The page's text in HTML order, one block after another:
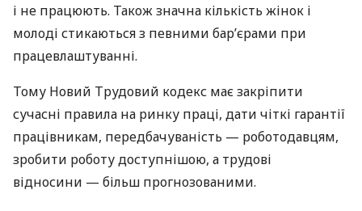
і не працюють. Також значна кількість жінок і
молоді стикаються з певними бар’єрами при
працевлаштуванні.
Тому Новий Трудовий кодекс має закріпити
сучасні правила на ринку праці, дати чіткі гарантії
працівникам, передбачуваність — роботодавцям,
зробити роботу доступнішою, а трудові
відносини — більш прогнозованими.